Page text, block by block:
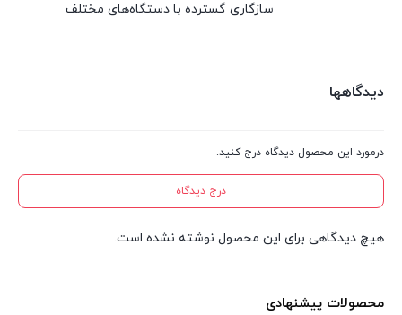
سازگاری گسترده با دستگاه‌های مختلف
دیدگاهها
درمورد این محصول دیدگاه درج کنید.
درج دیدگاه
هیچ دیدگاهی برای این محصول نوشته نشده است.
محصولات پیشنهادی